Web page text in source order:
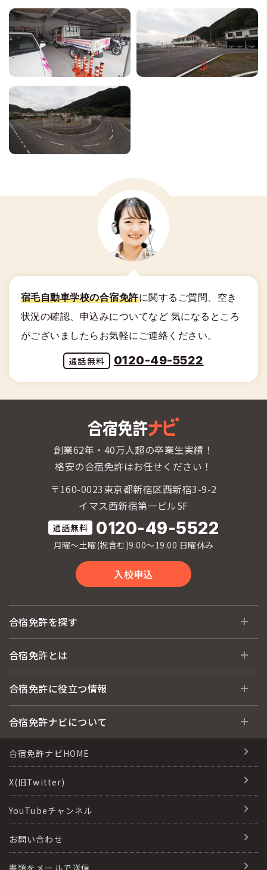
宿毛自動車学校の合宿免許に関する ご質問、空き
状況の確認、申込みについてなど 気になるところ
がございましたらお気軽にご連絡ください。
0120-49-5522
創業62年・40万人超の卒業生実績！
格安の合宿免許はお任せください！
〒160-0023東京都新宿区西新宿3-9-2
イマス西新宿第一ビル5F
0120-49-5522
月曜〜土曜(祝含む)9:00〜19:00 日曜休み
入校申込
合宿免許を探す
全国 教習所一覧
運転免許の種類(車種)
格安シーズン料金
出発地別おすすめ校
こだわり、テーマから探す
360度パノラマ教習所
教育訓練給付金制度
合宿免許とは
合宿免許とは
合宿免許選びのアドバイス
合宿免許の入校までの流れ
合宿免許での免許取得の流れ
運転免許別モデルスケジュール
合宿免許に役立つ情報
合宿免許に役立つ情報
免許取消・失効による再取得
冬・雪国の合宿免許は大丈夫？
みんなが選んだ合宿免許の条件
合宿免許ナビについて
会社情報・代表メッセージ
会社概要
会社沿革・歴史
合宿免許ナビHOME
X(旧Twitter)
YouTubeチャンネル
お問い合わせ
書類をメールで送信